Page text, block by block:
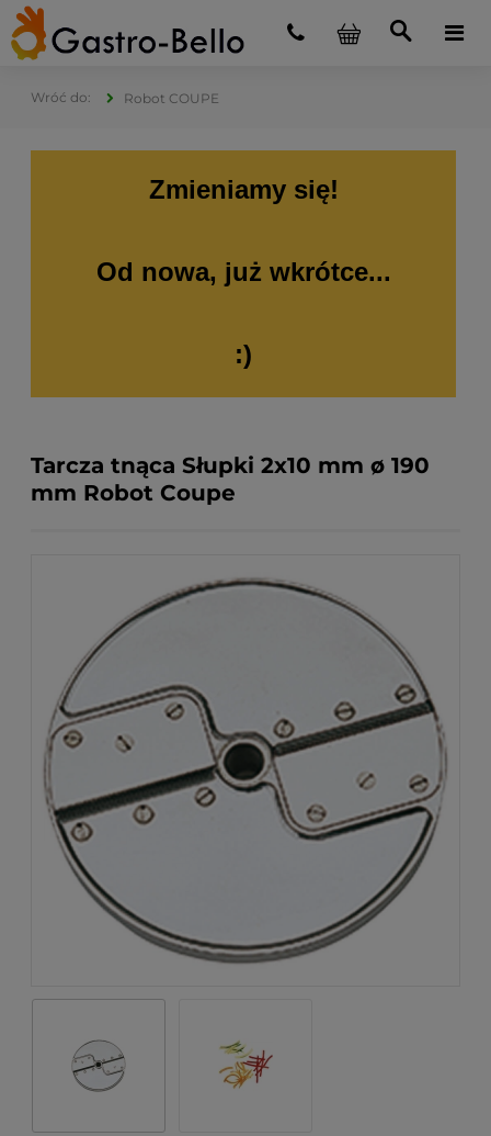
Robot COUPE
Zmieniamy się!
Od nowa, już wkrótce...
:)
Tarcza tnąca Słupki 2x10 mm ø 190
mm Robot Coupe